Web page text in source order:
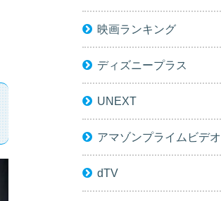
映画ランキング
ディズニープラス
UNEXT
アマゾンプライムビデオ
dTV